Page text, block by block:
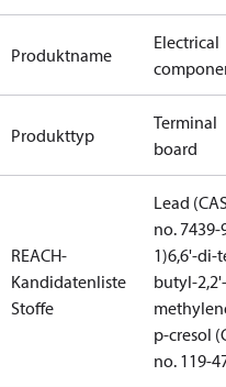
Produktname
Electrical
Produkttyp
Terminal
board
REACH-
Kandidatenliste
Stoffe
Lead
no. 7439-
1)6,6'-di-
butyl-2,2'-
p-cresol
no. 119-